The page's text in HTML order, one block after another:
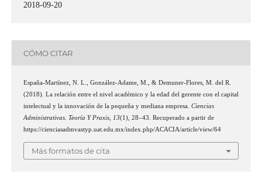
2018-09-20
CÓMO CITAR
España-Martínez, N. L., González-Adame, M., & Demuner-Flores, M. del R.
(2018). La relación entre el nivel académico y la edad del gerente con el capital
intelectual y la innovación de la pequeña y mediana empresa. Ciencias
Administrativas. Teoría Y Praxis, 13(1), 28–43. Recuperado a partir de
https://cienciasadmvastyp.uat.edu.mx/index.php/ACACIA/article/view/64
Más formatos de cita